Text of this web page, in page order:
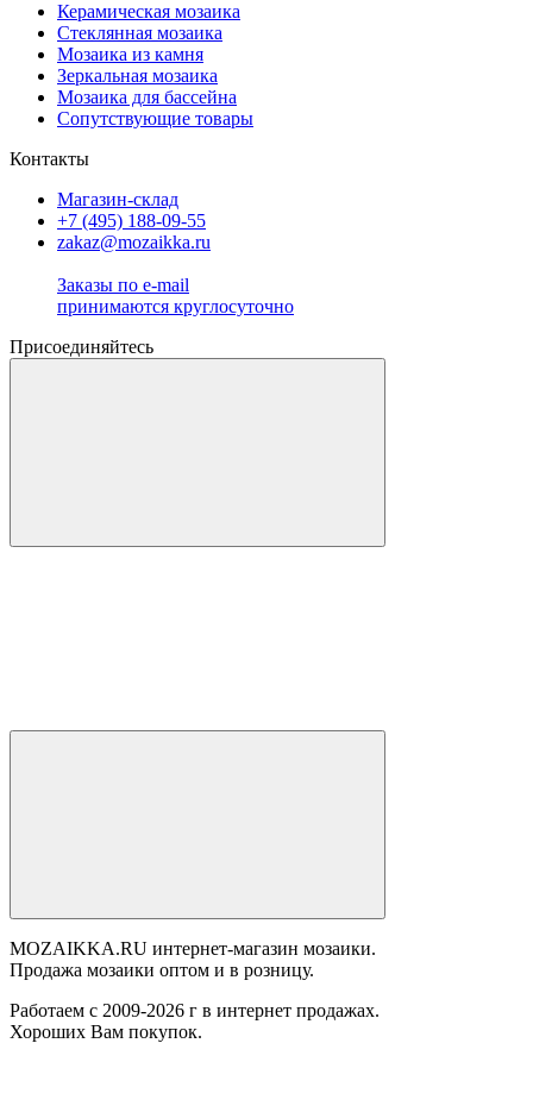
Керамическая мозаика
Стеклянная мозаика
Мозаика из камня
Зеркальная мозаика
Мозаика для бассейна
Сопутствующие товары
Контакты
Магазин-склад
+7 (495) 188-09-55
zakaz@mozaikka.ru
Заказы по e-mail
принимаются круглосуточно
Присоединяйтесь
MOZAIKKA.RU интернет-магазин мозаики.
Продажа мозаики оптом и в розницу.
Работаем с 2009-2026 г в интернет продажах.
Хороших Вам покупок.